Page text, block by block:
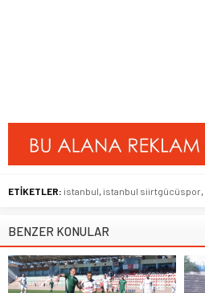
ETİKETLER: istanbul istanbul siirtgücüspor
BENZER KONULAR